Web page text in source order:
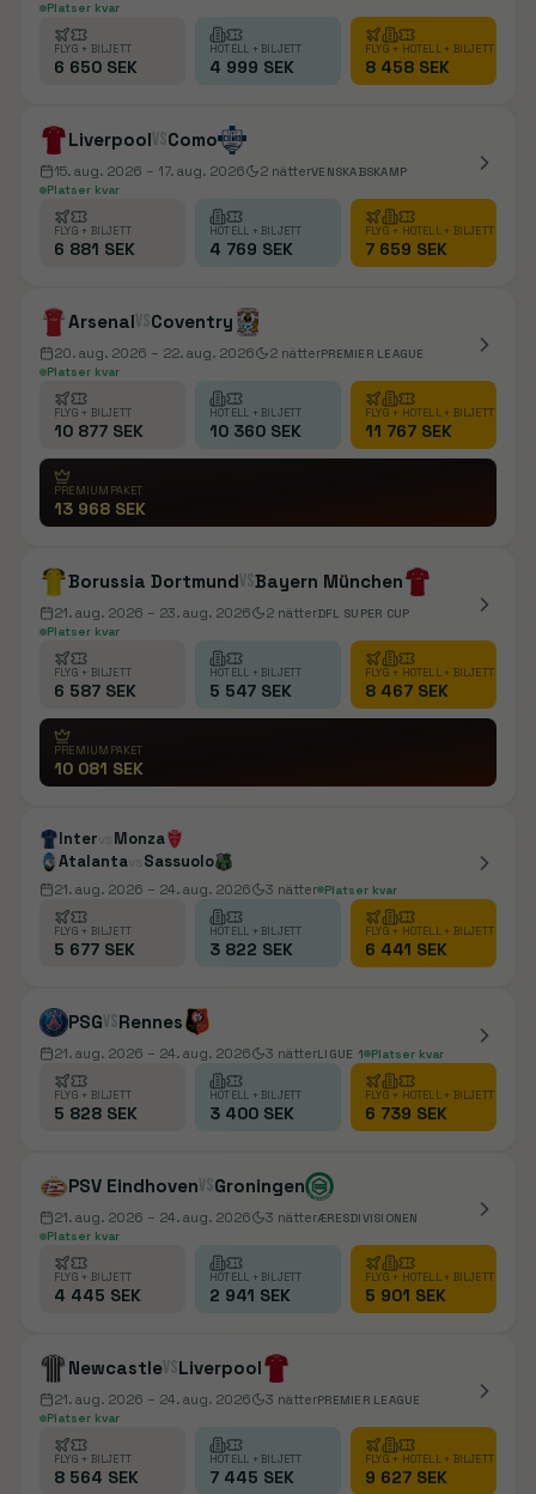
Platser kvar
FLYG + BILJETT
6 650 SEK
HOTELL + BILJETT
4 999 SEK
FLYG + HOTELL + BILJETT
8 458 SEK
LiverpoolvsComo
15. aug. 2026 – 17. aug. 2026 2 nätterVENSKABSKAMP
Platser kvar
FLYG + BILJETT
6 881 SEK
HOTELL + BILJETT
4 769 SEK
FLYG + HOTELL + BILJETT
7 659 SEK
ArsenalvsCoventry
20. aug. 2026 – 22. aug. 2026 2 nätterPREMIER LEAGUE
Platser kvar
FLYG + BILJETT
10 877 SEK
HOTELL + BILJETT
10 360 SEK
FLYG + HOTELL + BILJETT
11 767 SEK
PREMIUMPAKET
13 968 SEK
Borussia DortmundvsBayern München
21. aug. 2026 – 23. aug. 2026 2 nätterDFL SUPER CUP
Platser kvar
FLYG + BILJETT
6 587 SEK
HOTELL + BILJETT
5 547 SEK
FLYG + HOTELL + BILJETT
8 467 SEK
PREMIUMPAKET
10 081 SEK
Inter vs Monza
Atalantavs Sassuolo
21. aug. 2026 – 24. aug. 2026 3 nätter Platser kvar
FLYG + BILJETT
5 677 SEK
HOTELL + BILJETT
3 822 SEK
FLYG + HOTELL + BILJETT
6 441 SEK
PSGvsRennes
21. aug. 2026 – 24. aug. 2026 3 nätterLIGUE 1 Platser kvar
FLYG + BILJETT
5 828 SEK
HOTELL + BILJETT
3 400 SEK
FLYG + HOTELL + BILJETT
6 739 SEK
PSV EindhovenvsGroningen
21. aug. 2026 – 24. aug. 2026 3 nätterÆRESDIVISIONEN
Platser kvar
FLYG + BILJETT
4 445 SEK
HOTELL + BILJETT
2 941 SEK
FLYG + HOTELL + BILJETT
5 901 SEK
NewcastlevsLiverpool
21. aug. 2026 – 24. aug. 2026 3 nätterPREMIER LEAGUE
Platser kvar
FLYG + BILJETT
8 564 SEK
HOTELL + BILJETT
7 445 SEK
FLYG + HOTELL + BILJETT
9 627 SEK